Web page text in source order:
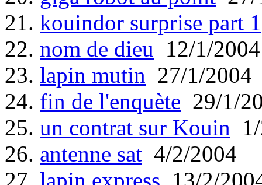
21. kouindor surprise part 1
22. nom de dieu 12/1/2004
23. lapin mutin 27/1/2004
24. fin de l'enquète 29/1/
25. un contrat sur Kouin
26. antenne sat 4/2/2004